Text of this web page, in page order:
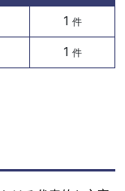
1 件
1 件